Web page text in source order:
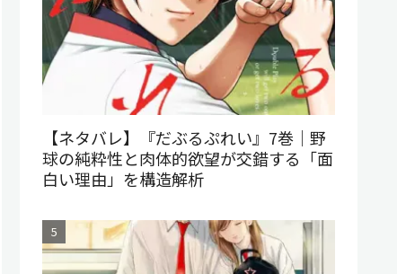
【ネタバレ】『だぶるぷれい』7巻｜野
球の純粋性と肉体的欲望が交錯する「面
白い理由」を構造解析